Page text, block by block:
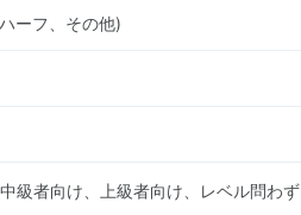
ーフ、その他)
級者向け、上級者向け、レベル問わず